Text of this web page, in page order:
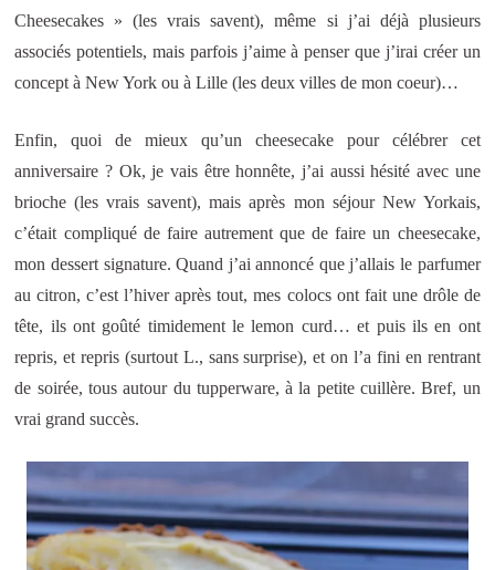
Cheesecakes » (les vrais savent), même si j’ai déjà plusieurs
associés potentiels, mais parfois j’aime à penser que j’irai créer un
concept à New York ou à Lille (les deux villes de mon coeur)…
Enfin, quoi de mieux qu’un cheesecake pour célébrer cet
anniversaire ? Ok, je vais être honnête, j’ai aussi hésité avec une
brioche (les vrais savent), mais après mon séjour New Yorkais,
c’était compliqué de faire autrement que de faire un cheesecake,
mon dessert signature. Quand j’ai annoncé que j’allais le parfumer
au citron, c’est l’hiver après tout, mes colocs ont fait une drôle de
tête, ils ont goûté timidement le lemon curd… et puis ils en ont
repris, et repris (surtout L., sans surprise), et on l’a fini en rentrant
de soirée, tous autour du tupperware, à la petite cuillère. Bref, un
vrai grand succès.